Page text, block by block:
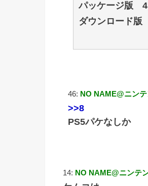
パッケージ版
ダウンロード版
46: NO NAME@ニン
>>8
PS5パケなしか
14: NO NAME@ニンテ